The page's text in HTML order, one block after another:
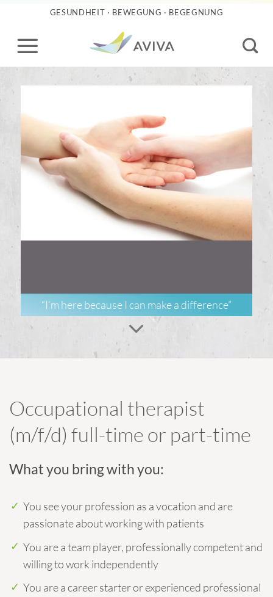
content
GESUNDHEIT · BEWEGUNG · BEGEGNUNG
“I’m here because I can make a difference”
Occupational therapist
(m/f/d) full-time or part-time
What you bring with you:
You see your profession as a vocation and are
passionate about working with patients
You are a team player, professionally competent and
willing to work independently
You are a career starter or experienced professional